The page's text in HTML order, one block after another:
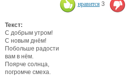
нравится 3
Текст:
С добрым утром!
С новым днём!
Побольше радости
вам в нём.
Поярче солнца,
погромче смеха.